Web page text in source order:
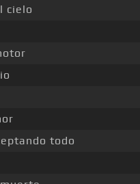
cielo
todo